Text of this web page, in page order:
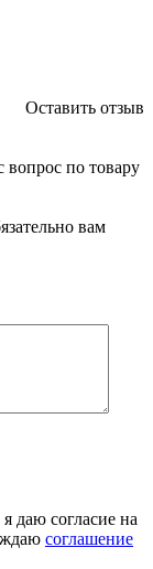
Оставить отзыв
по товару
вам
даю согласие на
соглашение